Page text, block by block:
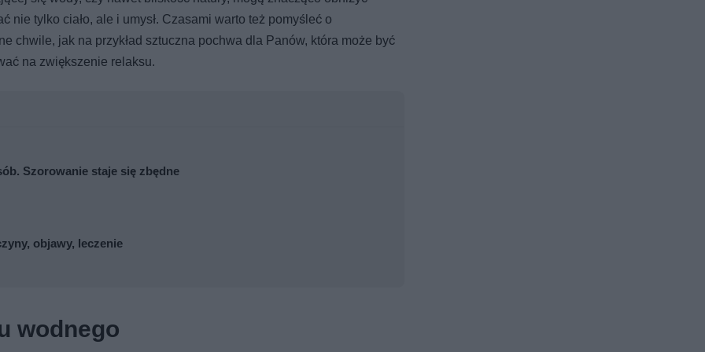
nie tylko ciało, ale i umysł. Czasami warto też pomyśleć o
chwile, jak na przykład sztuczna pochwa dla Panów, która może być
na zwiększenie relaksu.
Szorowanie staje się zbędne
objawy, leczenie
wodnego